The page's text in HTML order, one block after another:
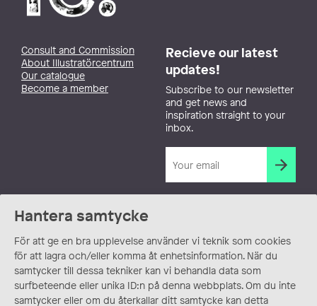
Hantera samtycke
För att ge en bra upplevelse använder vi teknik som cookies
för att lagra och/eller komma åt enhetsinformation. När du
samtycker till dessa tekniker kan vi behandla data som
surfbeteende eller unika ID:n på denna webbplats. Om du inte
samtycker eller om du återkallar ditt samtycke kan detta
Consult and Commission
About Illustratörcentrum
Our catalogue
Become a member
Recieve our latest
updates!
Subscribe to our newsletter
and get news and
inspiration straight to your
inbox.